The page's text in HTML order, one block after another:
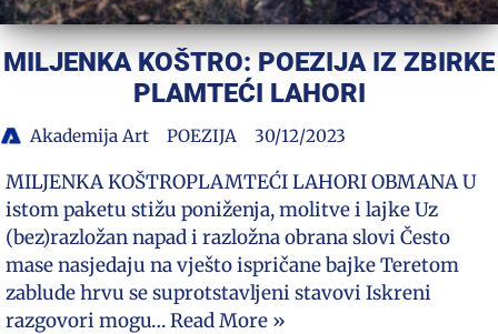
MILJENKA KOŠTRO: POEZIJA IZ ZBIRKE
PLAMTEĆI LAHORI
Akademija Art POEZIJA 30/12/2023
MILJENKA KOŠTROPLAMTEĆI LAHORI OBMANA U
istom paketu stižu poniženja, molitve i lajke Uz
(bez)razložan napad i razložna obrana slovi Često
mase nasjedaju na vješto ispričane bajke Teretom
zablude hrvu se suprotstavljeni stavovi Iskreni
razgovori mogu…Read More »